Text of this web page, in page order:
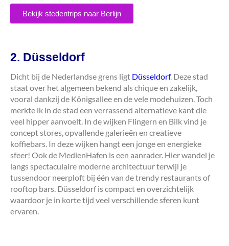
Bekijk stedentrips naar Berlijn
2. Düsseldorf
Dicht bij de Nederlandse grens ligt Düsseldorf. Deze stad
staat over het algemeen bekend als chique en zakelijk,
vooral dankzij de Königsallee en de vele modehuizen. Toch
merkte ik in de stad een verrassend alternatieve kant die
veel hipper aanvoelt. In de wijken Flingern en Bilk vind je
concept stores, opvallende galerieën en creatieve
koffiebars. In deze wijken hangt een jonge en energieke
sfeer! Ook de MedienHafen is een aanrader. Hier wandel je
langs spectaculaire moderne architectuur terwijl je
tussendoor neerploft bij één van de trendy restaurants of
rooftop bars. Düsseldorf is compact en overzichtelijk
waardoor je in korte tijd veel verschillende sferen kunt
ervaren.